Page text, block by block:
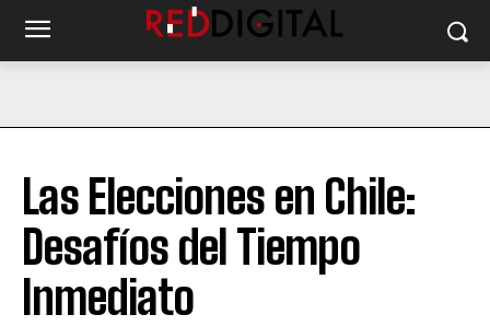
Las Elecciones en Chile:
Desafíos del Tiempo
Inmediato